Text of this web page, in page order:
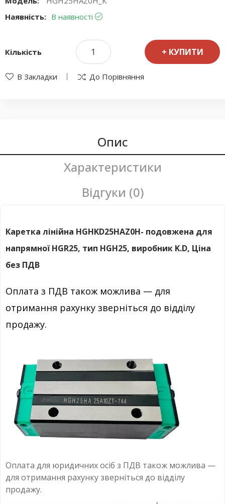
Наявність: В наявності
Кількість КУПИТИ
В Закладки До Порівняння
Опис
Характеристики
Відгуки (0)
Каретка лінійна HGHKD25HAZ0H- подовжена для
напрямної HGR25, тип HGH25, виробник K.D, Ціна
без ПДВ
Оплата з ПДВ також можлива — для
отримання рахунку зверніться до відділу
продажу.
Оплата для юридичних осіб з ПДВ також можлива —
для отримання рахунку зверніться до відділу
продажу.